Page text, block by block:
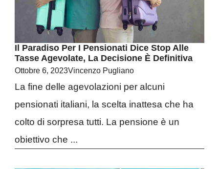
Il Paradiso Per I Pensionati Dice Stop Alle
Tasse Agevolate, La Decisione È Definitiva
Ottobre 6, 2023Vincenzo Pugliano
La fine delle agevolazioni per alcuni
pensionati italiani, la scelta inattesa che ha
colto di sorpresa tutti. La pensione è un
obiettivo che ...